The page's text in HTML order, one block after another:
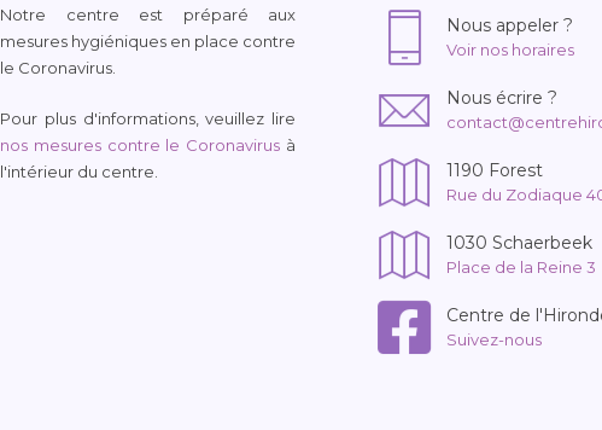
Notre centre est préparé aux
mesures hygiéniques en place contre
le Coronavirus.
Pour plus d'informations, veuillez lire
nos mesures contre le Coronavirus à
l'intérieur du centre.
Nous appeler ?
Voir nos horaires
Nous écrire ?
1190 Forest
Rue du Zodiaque
1030 Schaerbeek
Place de la Reine 3
Centre de
Suivez-nous